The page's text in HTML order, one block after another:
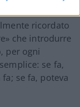
riforma della
ricordato
che introdurre
per ogni
se fa,
se fa, poteva